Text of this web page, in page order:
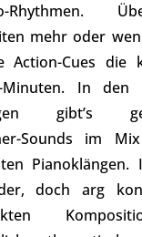
Rhythmen.
mehr oder
Action-Cues die
Minuten. In den
gibt’s
Sounds im
Pianoklängen.
doch arg